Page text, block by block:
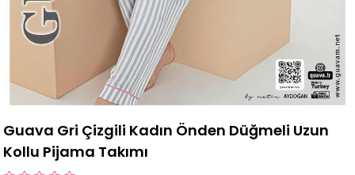
Guava Gri Çizgili Kadın Önden Düğmeli Uzun
Kollu Pijama Takımı